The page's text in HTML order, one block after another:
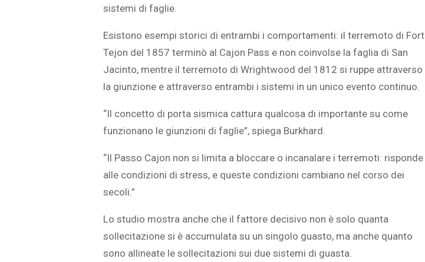
sistemi di faglie.
Esistono esempi storici di entrambi i comportamenti: il terremoto di Fort
Tejon del 1857 terminò al Cajon Pass e non coinvolse la faglia di San
Jacinto, mentre il terremoto di Wrightwood del 1812 si ruppe attraverso
la giunzione e attraverso entrambi i sistemi in un unico evento continuo.
“Il concetto di porta sismica cattura qualcosa di importante su come
funzionano le giunzioni di faglie”, spiega Burkhard.
“Il Passo Cajon non si limita a bloccare o incanalare i terremoti: risponde
alle condizioni di stress, e queste condizioni cambiano nel corso dei
secoli.”
Lo studio mostra anche che il fattore decisivo non è solo quanta
sollecitazione si è accumulata su un singolo guasto, ma anche quanto
sono allineate le sollecitazioni sui due sistemi di guasta.